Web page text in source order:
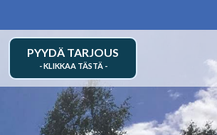
PYYDÄ TARJOUS